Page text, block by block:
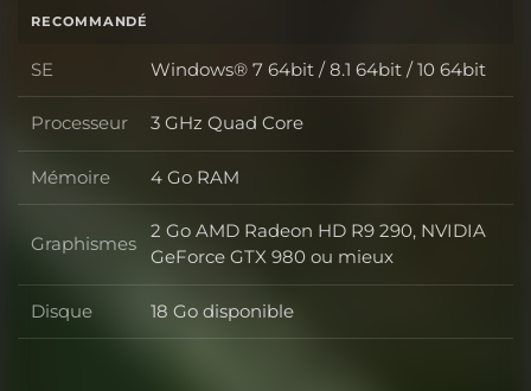
RECOMMANDÉ
SE SE
Windows® 7 64bit / 8.1 64bit / 10 64bit
Processeur Processeur
3 GHz Quad Core
Mémoire Mémoire
4 Go RAM
Graphismes Graphismes
2 Go AMD Radeon HD R9 290, NVIDIA
GeForce GTX 980 ou mieux
Disque Disque
18 Go disponible